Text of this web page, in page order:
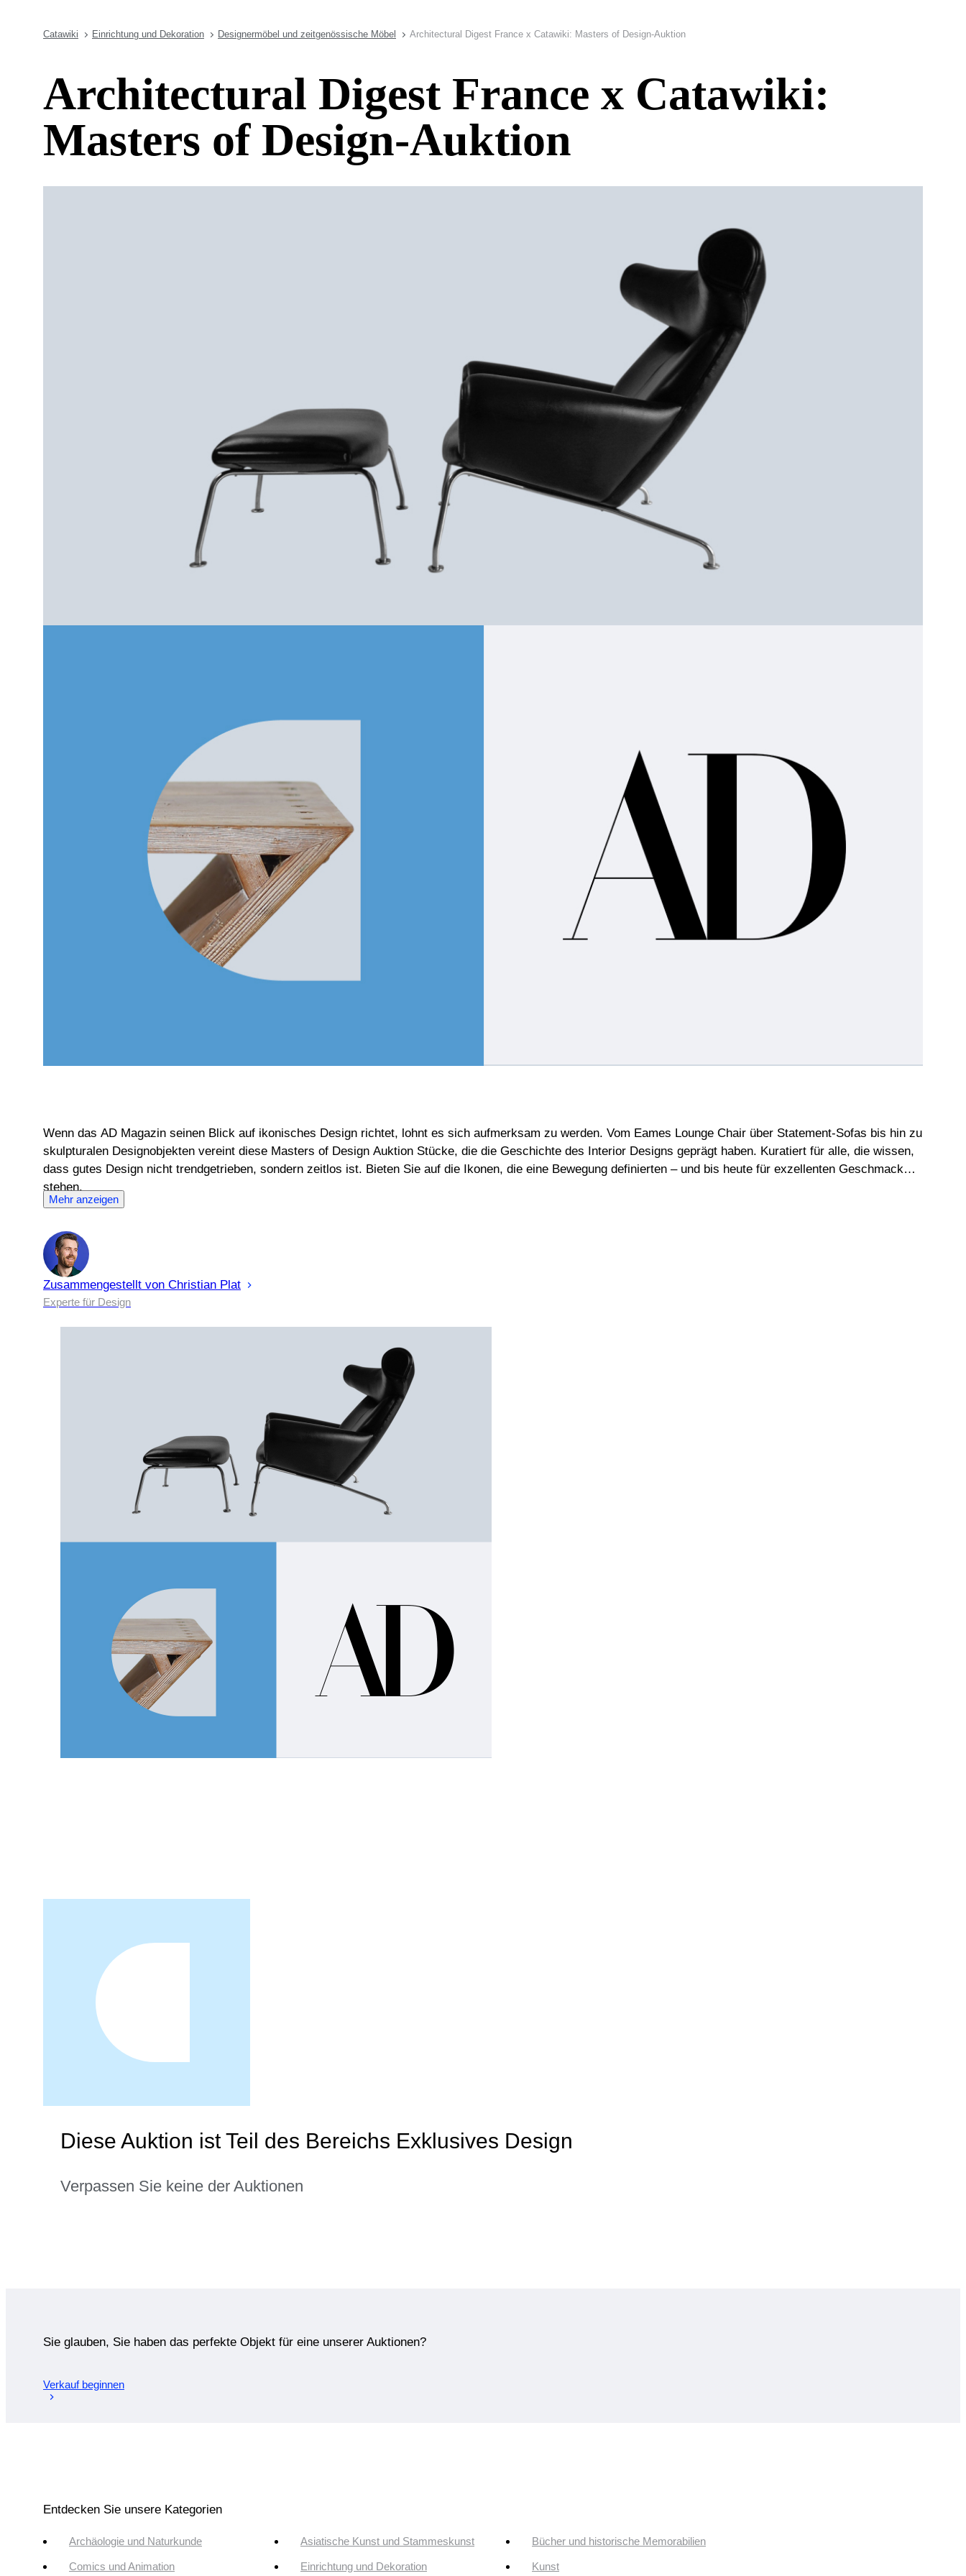
Catawiki Einrichtung und Dekoration Designermöbel und zeitgenössische Möbel Architectural Digest France x Catawiki: Masters of Design-Auktion
Architectural Digest France x Catawiki:
Masters of Design-Auktion
Wenn das AD Magazin seinen Blick auf ikonisches Design richtet, lohnt es sich aufmerksam zu werden. Vom Eames Lounge Chair über Statement-Sofas bis hin zu
skulpturalen Designobjekten vereint diese Masters of Design Auktion Stücke, die die Geschichte des Interior Designs geprägt haben. Kuratiert für alle, die wissen,
dass gutes Design nicht trendgetrieben, sondern zeitlos ist. Bieten Sie auf die Ikonen, die eine Bewegung definierten – und bis heute für exzellenten Geschmack
stehen.
Mehr anzeigen
Zusammengestellt von Christian Plat
Experte für Design
Diese Auktion ist Teil des Bereichs Exklusives Design
Verpassen Sie keine der Auktionen
Sie glauben, Sie haben das perfekte Objekt für eine unserer Auktionen?
Verkauf beginnen
Entdecken Sie unsere Kategorien
Archäologie und Naturkunde Asiatische Kunst und Stammeskunst Bücher und historische Memorabilien
Comics und Animation Einrichtung und Dekoration Kunst